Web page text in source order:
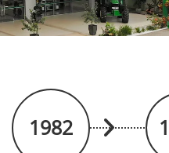
1982